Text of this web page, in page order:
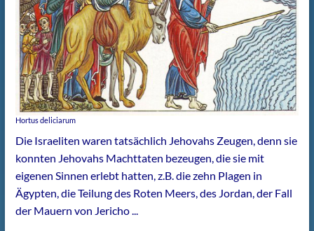
Hortus deliciarum
Die Israeliten waren tatsächlich Jehovahs Zeugen, denn sie
konnten Jehovahs Machttaten bezeugen, die sie mit
eigenen Sinnen erlebt hatten, z.B. die zehn Plagen in
Ägypten, die Teilung des Roten Meers, des Jordan, der Fall
der Mauern von Jericho ...